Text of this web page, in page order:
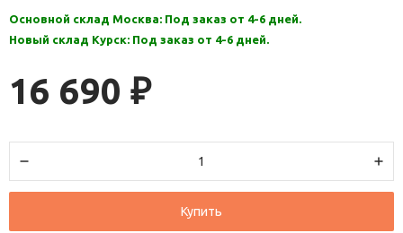
Основной склад Москва: Под заказ от 4-6 дней.
Новый склад Курск: Под заказ от 4-6 дней.
16 690 ₽
Купить